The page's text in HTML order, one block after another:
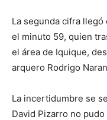
La segunda cifra
el minuto 59, quien
el área de Iquique,
arquero Rodrigo
La incertidumbre se
David Pizarro no